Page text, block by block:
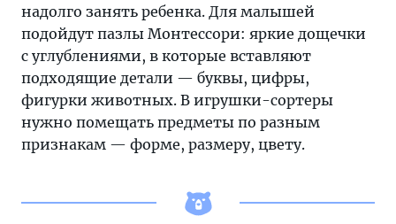
надолго занять ребенка. Для малышей
подойдут пазлы Монтессори: яркие дощечки
с углублениями, в которые вставляют
подходящие детали — буквы, цифры,
фигурки животных. В игрушки-сортеры
нужно помещать предметы по разным
признакам — форме, размеру, цвету.